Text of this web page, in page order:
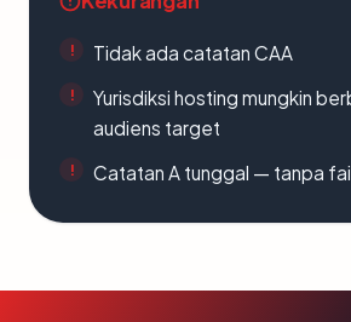
Tidak ada catatan CAA
Yurisdiksi hosting mungkin
audiens target
Catatan A tunggal — tanpa